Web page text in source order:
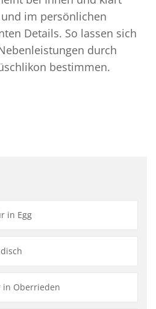
im persönlichen
Details. So lassen sich
durch
bestimmen.
in Egg
in Oberrieden